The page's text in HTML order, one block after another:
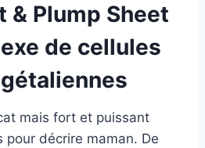
& Plump Sheet
de cellules
mais fort et puissant
pour décrire maman. De